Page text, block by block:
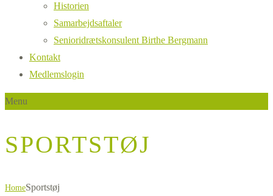
Historien
Samarbejdsaftaler
Senioridrætskonsulent Birthe Bergmann
Kontakt
Medlemslogin
Menu
SPORTSTØJ
HomeSportstøj